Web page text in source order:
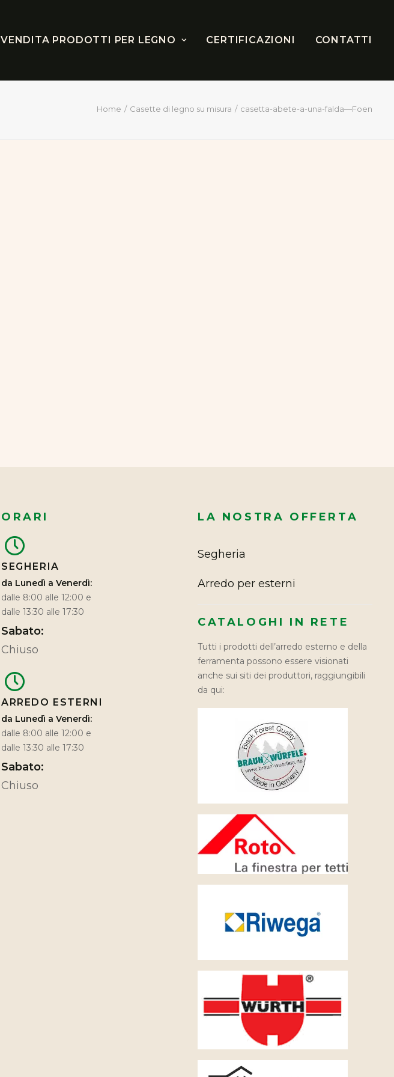
VENDITA PRODOTTI PER LEGNO CERTIFICAZIONI CONTATTI
Home Casette di legno su misura casetta-abete-a-una-falda—Foen
ORARI
SEGHERIA
da Lunedì a Venerdì:
dalle 8:00 alle 12:00 e
dalle 13:30 alle 17:30
Sabato:
Chiuso
ARREDO ESTERNI
da Lunedì a Venerdì:
dalle 8:00 alle 12:00 e
dalle 13:30 alle 17:30
Sabato:
Chiuso
LA NOSTRA OFFERTA
Segheria
Arredo per esterni
CATALOGHI IN RETE
Tutti i prodotti dell’arredo esterno e della
ferramenta possono essere visionati
anche sui siti dei produttori, raggiungibili
da qui: